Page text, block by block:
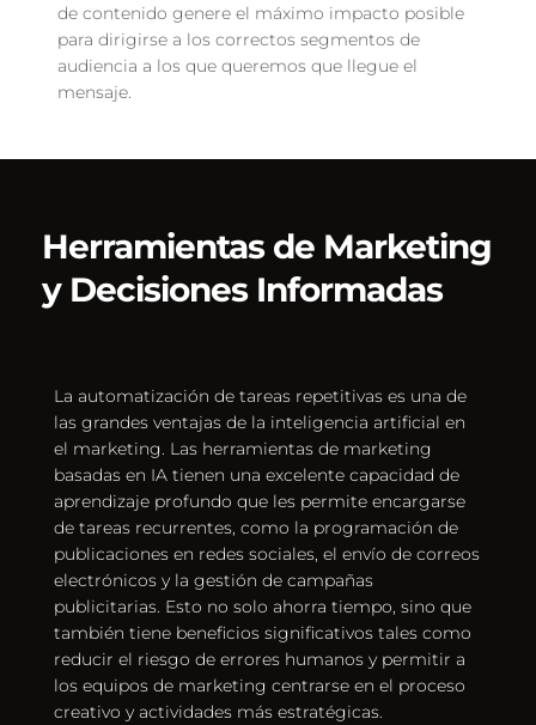
de contenido genere el máximo impacto posible
para dirigirse a los correctos segmentos de
audiencia a los que queremos que llegue el
mensaje.
Herramientas de Marketing
y Decisiones Informadas
La automatización de tareas repetitivas es una de
las grandes ventajas de la inteligencia artificial en
el marketing. Las herramientas de marketing
basadas en IA tienen una excelente capacidad de
aprendizaje profundo que les permite encargarse
de tareas recurrentes, como la programación de
publicaciones en redes sociales, el envío de correos
electrónicos y la gestión de campañas
publicitarias. Esto no solo ahorra tiempo, sino que
también tiene beneficios significativos tales como
reducir el riesgo de errores humanos y permitir a
los equipos de marketing centrarse en el proceso
creativo y actividades más estratégicas.